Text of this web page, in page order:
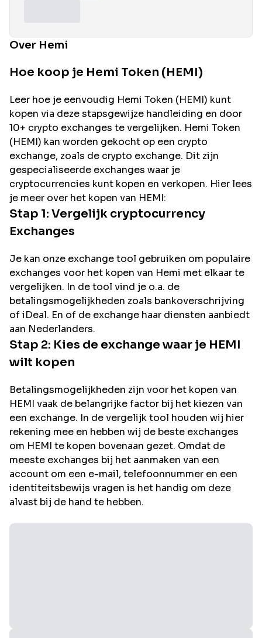
Over Hemi
Hoe koop je Hemi Token (HEMI)
Leer hoe je eenvoudig Hemi Token (HEMI) kunt
kopen via deze stapsgewijze handleiding en door
10+ crypto exchanges te vergelijken. Hemi Token
(HEMI) kan worden gekocht op een crypto
exchange, zoals de crypto exchange. Dit zijn
gespecialiseerde exchanges waar je
cryptocurrencies kunt kopen en verkopen. Hier lees
je meer over het kopen van HEMI:
Stap 1: Vergelijk cryptocurrency
Exchanges
Je kan onze exchange tool gebruiken om populaire
exchanges voor het kopen van Hemi met elkaar te
vergelijken. In de tool vind je o.a. de
betalingsmogelijkheden zoals bankoverschrijving
of iDeal. En of de exchange haar diensten aanbiedt
aan Nederlanders.
Stap 2: Kies de exchange waar je HEMI
wilt kopen
Betalingsmogelijkheden zijn voor het kopen van
HEMI vaak de belangrijke factor bij het kiezen van
een exchange. In de vergelijk tool houden wij hier
rekening mee en hebben wij de beste exchanges
om HEMI te kopen bovenaan gezet. Omdat de
meeste exchanges bij het aanmaken van een
account om een e-mail, telefoonnummer en een
identiteitsbewijs vragen is het handig om deze
alvast bij de hand te hebben.